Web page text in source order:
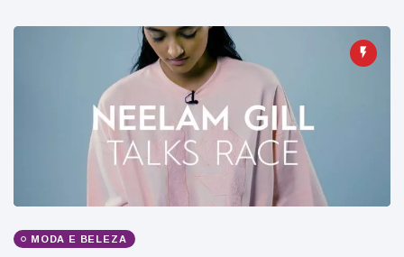
Notícias mais recentes
A 'fuga' de
algemas do
mágico faz a
plateia rir
16 July 190 Vistas
Conservacionistas
celebram o
primeiro tapir de
MODA E BELEZA